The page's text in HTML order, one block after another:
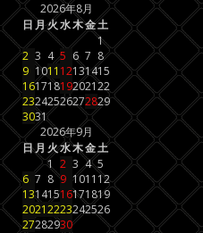
2026年8月
日月火水木金土
1
2 3 4 5 6 7 8
9 1011 12131415
16171819202122
23242526272829
3031
2026年9月
日月 火水木金土
1 2 3 4 5
6 7 8 9 1011 12
13141516171819
20212223242526
27282930